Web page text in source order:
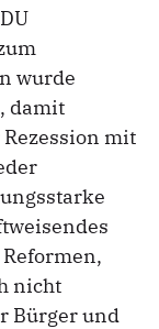
wurde
damit
mit
nicht
Bürger und